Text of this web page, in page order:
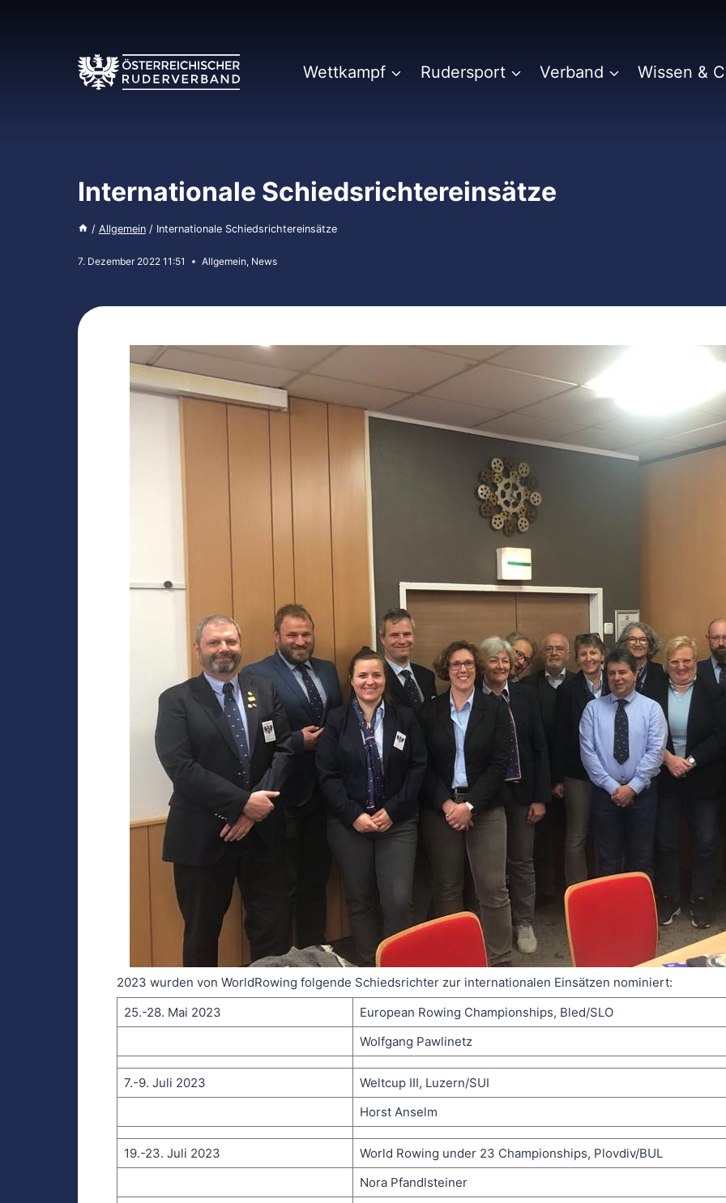
Wettkampf Rudersport Verband Wissen &
Internationale Schiedsrichtereinsätze
/ Allgemein / Internationale Schiedsrichtereinsätze
7. Dezember 2022 11:51 Allgemein, News
2023 wurden von WorldRowing folgende Schiedsrichter zur internationalen Einsätzen nominiert:
25.-28. Mai 2023
European Rowing Championships, Bled/SLO
Wolfgang Pawlinetz
7.-9. Juli 2023
Weltcup III, Luzern/SUI
Horst Anselm
19.-23. Juli 2023
World Rowing under 23 Championships, Plovdiv/BUL
Nora Pfandlsteiner